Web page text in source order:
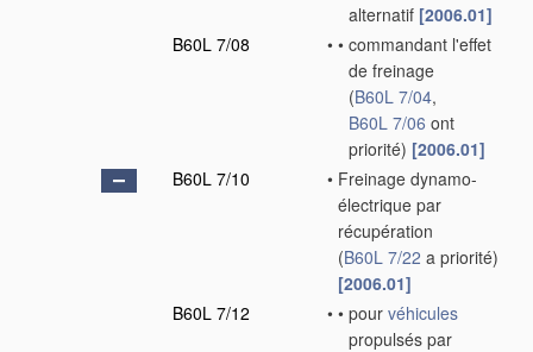
alternatif [2006.01]
B60L 7/08
• • commandant l'effet
de freinage
(B60L 7/04,
B60L 7/06 ont
priorité) [2006.01]
B60L 7/10
• Freinage dynamo-
électrique par
récupération
(B60L 7/22 a priorité)
[2006.01]
B60L 7/12
• • pour véhicules
propulsés par